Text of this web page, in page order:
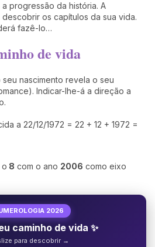
progressão da história. A
os capítulos da sua vida.
fazê-lo…
de vida
nascimento revela o seu
Indicar-lhe-á a direção a
a 22/12/1972 = 22 + 12 + 1972 =
o 8 com o ano 2006 como eixo
2026
caminho de vida ✨
para descobrir →